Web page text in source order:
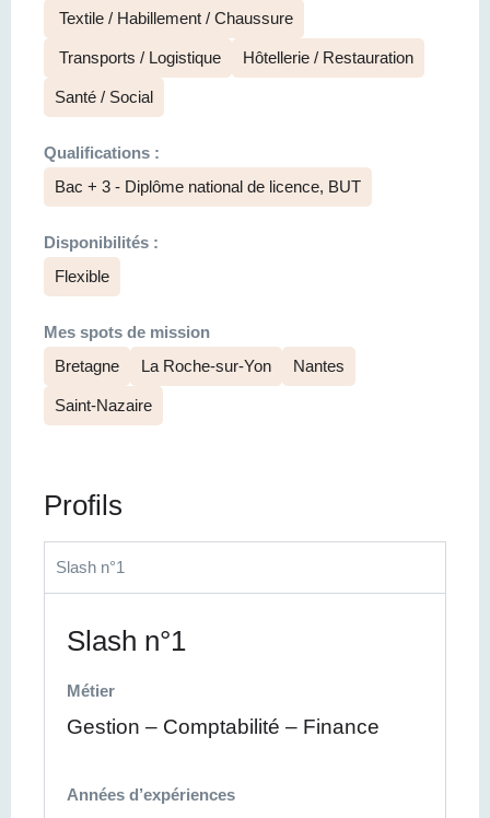
Textile / Habillement / Chaussure
Transports / Logistique Hôtellerie / Restauration
Santé / Social
Qualifications :
Bac + 3 - Diplôme national de licence, BUT
Disponibilités :
Flexible
Mes spots de mission
Bretagne
La Roche-sur-Yon Nantes
Saint-Nazaire
Profils
Slash n°1
Slash n°1
Métier
Gestion – Comptabilité – Finance
Années d’expériences